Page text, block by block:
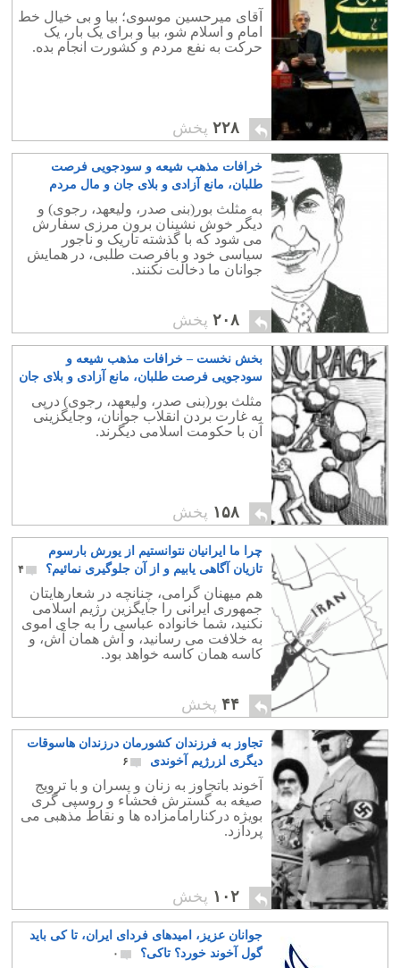
آقای میرحسین موسوی؛ بیا و بی خیال خط
امام و اسلام شو، بیا و برای یک بار، یک
حرکت به نفع مردم و کشورت انجام بده.
۲۲۸ پخش
خرافات مذهب شیعه و سودجویی فرصت
طلبان، مانع آزادی و بلای جان و مال مردم
ایران- بخش دوم
به مثلث بور(بنی صدر، ولیعهد، رجوی) و
دیگر خوش نشینان برون مرزی سفارش
می شود که با گذشته تاریک و ناجور
سیاسی خود و بافرصت طلبی، در همایش
جوانان ما دخالت نکنند.
۲۰۸ پخش
بخش نخست – خرافات مذهب شیعه و
سودجویی فرصت طلبان، مانع آزادی و بلای جان
و مال مردم ایران
۲۶
مثلث بور(بنی صدر، ولیعهد، رجوی) درپی
به غارت بردن انقلاب جوانان، وجایگزینی
آن با حکومت اسلامی دیگرند.
۱۵۸ پخش
چرا ما ایرانیان نتوانستیم از یورش بارسوم
تازیان آگاهی یابیم و از آن جلوگیری نمائیم؟
۴
هم میهنان گرامی، چنانچه در شعارهایتان
جمهوری ایرانی را جایگزین رژیم اسلامی
نکنید، شما خانواده عباسی را به جای اموی
به خلافت می رسانید، و آش همان آش، و
کاسه همان کاسه خواهد بود.
۴۴ پخش
تجاوز به فرزندان کشورمان درزندان هاسوقات
دیگری ا‍زرژیم آخوندی
۶
آخوند باتجاوز به زنان و پسران و با ترویج
صیغه به گسترش فحشاء و روسپی گری
بویژه درکنارامامزاده ها و نقاط مذهبی می
پردازد.
۱۰۲ پخش
جوانان عزیز، امیدهای فردای ایران، تا کی باید
گول آخوند خورد؟ تاکی؟
۰